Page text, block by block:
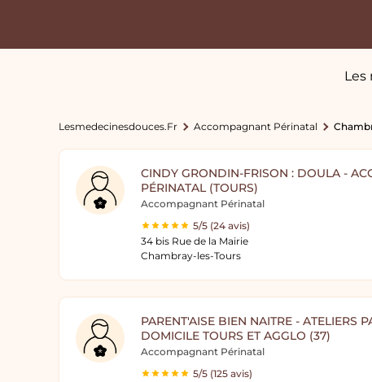
Les
Lesmedecinesdouces.fr Accompagnant Périnatal
CINDY GRONDIN-FRISON : DOULA -
PÉRINATAL (TOURS)
Accompagnant Périnatal
5/5 (24 avis)
34 bis Rue de la Mairie
Chambray-les-Tours
PARENT'AISE BIEN NAITRE - ATELIERS
DOMICILE TOURS ET AGGLO (37)
Accompagnant Périnatal
5/5 (125 avis)